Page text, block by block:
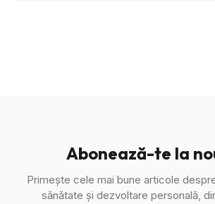
Abonează-te la
Primește cele mai bune articole
sănătate și dezvoltare personală,